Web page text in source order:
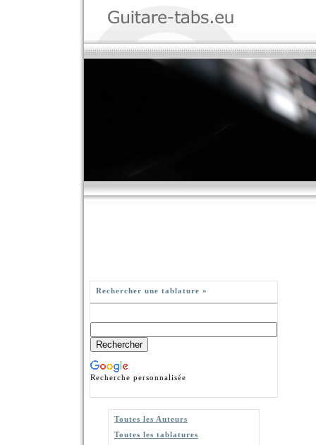
Rechercher une tablature »
Recherche personnalisée
Toutes les Auteurs
Toutes les tablatures